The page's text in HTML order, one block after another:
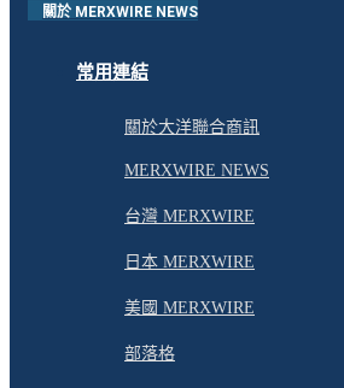
關於 MERXWIRE NEWS
常用連結
關於大洋聯合商訊
MERXWIRE NEWS
台灣 MERXWIRE
日本 MERXWIRE
美國 MERXWIRE
部落格